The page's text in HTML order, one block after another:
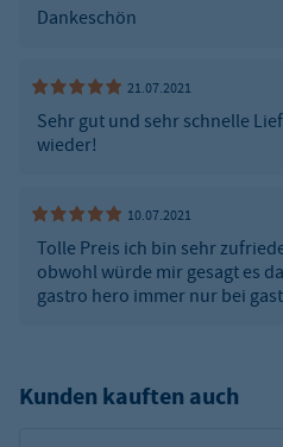
Dankeschön
21.07.2021
Sehr gut und sehr schnelle
wieder!
10.07.2021
Tolle Preis ich bin sehr
obwohl würde mir gesagt es
gastro hero immer nur bei
Kunden kauften auch